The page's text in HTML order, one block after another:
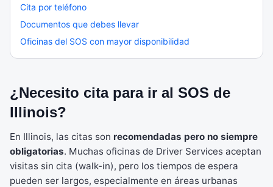
Cita por teléfono
Documentos que debes llevar
Oficinas del SOS con mayor disponibilidad
¿Necesito cita para ir al SOS de
Illinois?
En Illinois, las citas son recomendadas pero no siempre
obligatorias. Muchas oficinas de Driver Services aceptan
visitas sin cita (walk-in), pero los tiempos de espera
pueden ser largos, especialmente en áreas urbanas